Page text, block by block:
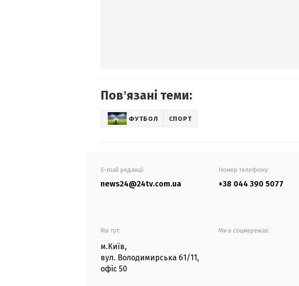
Повʼязані теми:
ФУТБОЛ СПОРТ
E-mail редакції
news24@24tv.com.ua
Номер телефону:
+38 044 390 5077
Ми тут:
м.Київ,
вул. Володимирська 61/11,
офіс 50
Ми в соцмережах: